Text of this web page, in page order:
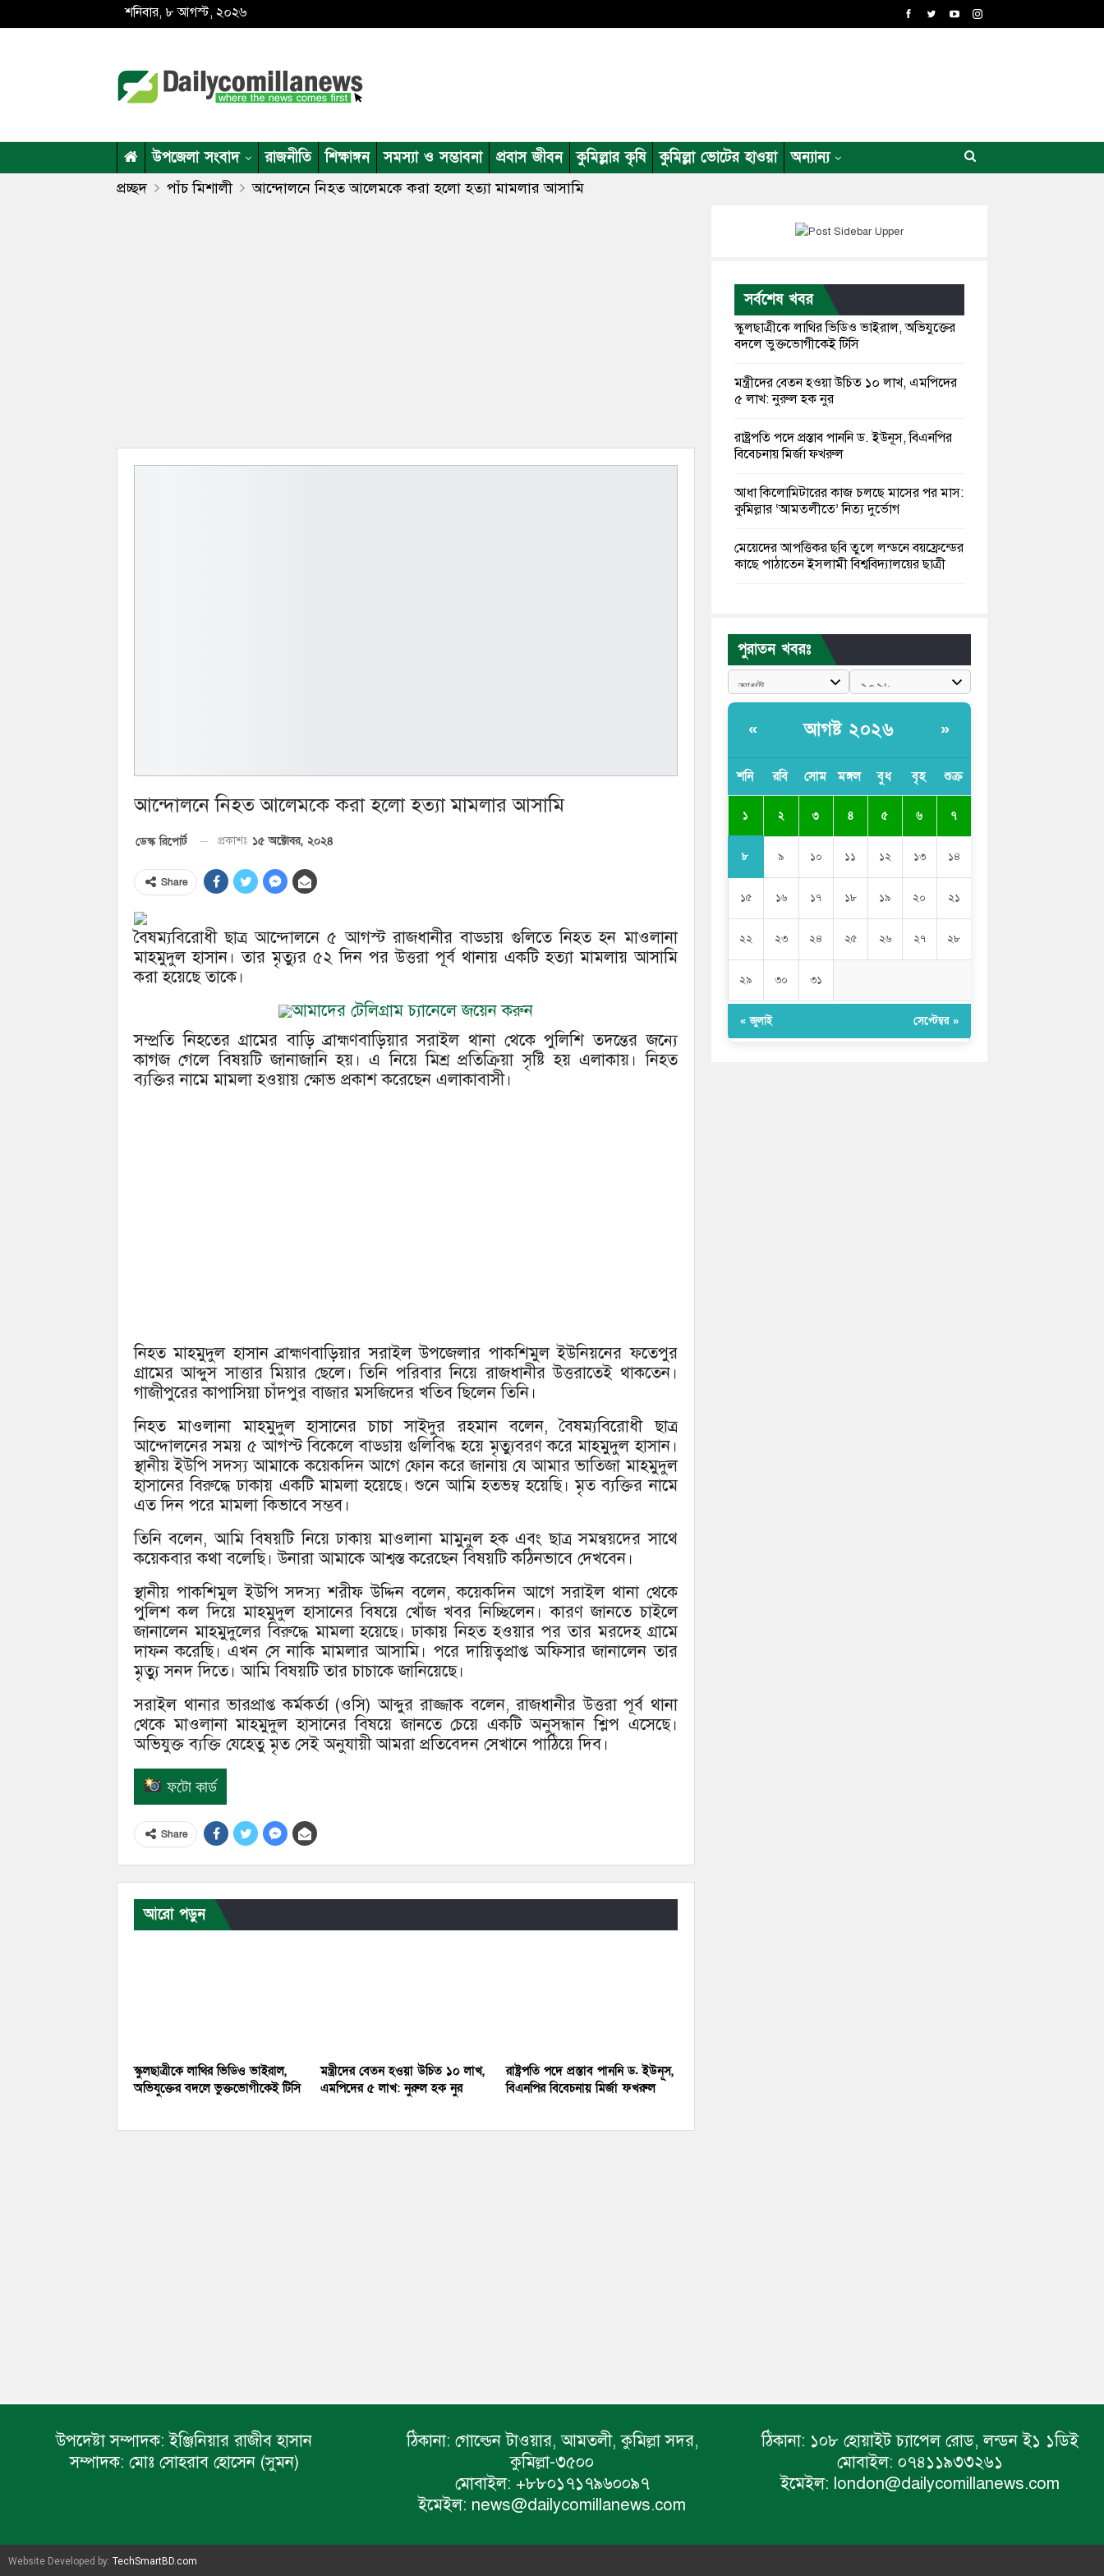
শনিবার, ৮ আগস্ট, ২০২৬
উপজেলা সংবাদ রাজনীতি শিক্ষাঙ্গন সমস্যা ও সম্ভাবনা প্রবাস জীবন কুমিল্লার কৃষি কুমিল্লা ভোটের হাওয়া অন্যান্য
প্রচ্ছদ পাঁচ মিশালী আন্দোলনে নিহত আলেমকে করা হলো হত্যা মামলার আসামি
আন্দোলনে নিহত আলেমকে করা হলো হত্যা মামলার আসামি
ডেস্ক রিপোর্ট প্রকাশঃ ১৫ অক্টোবর, ২০২৪
Share
বৈষম্যবিরোধী ছাত্র আন্দোলনে ৫ আগস্ট রাজধানীর বাড্ডায় গুলিতে নিহত হন মাওলানা
মাহমুদুল হাসান। তার মৃত্যুর ৫২ দিন পর উত্তরা পূর্ব থানায় একটি হত্যা মামলায় আসামি
করা হয়েছে তাকে।
আমাদের টেলিগ্রাম চ্যানেলে জয়েন করুন
সম্প্রতি নিহতের গ্রামের বাড়ি ব্রাহ্মণবাড়িয়ার সরাইল থানা থেকে পুলিশি তদন্তের জন্যে
কাগজ গেলে বিষয়টি জানাজানি হয়। এ নিয়ে মিশ্র প্রতিক্রিয়া সৃষ্টি হয় এলাকায়। নিহত
ব্যক্তির নামে মামলা হওয়ায় ক্ষোভ প্রকাশ করেছেন এলাকাবাসী।
নিহত মাহমুদুল হাসান ব্রাহ্মণবাড়িয়ার সরাইল উপজেলার পাকশিমুল ইউনিয়নের ফতেপুর
গ্রামের আব্দুস সাত্তার মিয়ার ছেলে। তিনি পরিবার নিয়ে রাজধানীর উত্তরাতেই থাকতেন।
গাজীপুরের কাপাসিয়া চাঁদপুর বাজার মসজিদের খতিব ছিলেন তিনি।
নিহত মাওলানা মাহমুদুল হাসানের চাচা সাইদুর রহমান বলেন, বৈষম্যবিরোধী ছাত্র
আন্দোলনের সময় ৫ আগস্ট বিকেলে বাড্ডায় গুলিবিদ্ধ হয়ে মৃত্যুবরণ করে মাহমুদুল হাসান।
স্থানীয় ইউপি সদস্য আমাকে কয়েকদিন আগে ফোন করে জানায় যে আমার ভাতিজা মাহমুদুল
হাসানের বিরুদ্ধে ঢাকায় একটি মামলা হয়েছে। শুনে আমি হতভম্ব হয়েছি। মৃত ব্যক্তির নামে
এত দিন পরে মামলা কিভাবে সম্ভব।
তিনি বলেন, আমি বিষয়টি নিয়ে ঢাকায় মাওলানা মামুনুল হক এবং ছাত্র সমন্বয়দের সাথে
কয়েকবার কথা বলেছি। উনারা আমাকে আশ্বস্ত করেছেন বিষয়টি কঠিনভাবে দেখবেন।
স্থানীয় পাকশিমুল ইউপি সদস্য শরীফ উদ্দিন বলেন, কয়েকদিন আগে সরাইল থানা থেকে
পুলিশ কল দিয়ে মাহমুদুল হাসানের বিষয়ে খোঁজ খবর নিচ্ছিলেন। কারণ জানতে চাইলে
জানালেন মাহমুদুলের বিরুদ্ধে মামলা হয়েছে। ঢাকায় নিহত হওয়ার পর তার মরদেহ গ্রামে
দাফন করেছি। এখন সে নাকি মামলার আসামি। পরে দায়িত্বপ্রাপ্ত অফিসার জানালেন তার
মৃত্যু সনদ দিতে। আমি বিষয়টি তার চাচাকে জানিয়েছে।
সরাইল থানার ভারপ্রাপ্ত কর্মকর্তা (ওসি) আব্দুর রাজ্জাক বলেন, রাজধানীর উত্তরা পূর্ব থানা
থেকে মাওলানা মাহমুদুল হাসানের বিষয়ে জানতে চেয়ে একটি অনুসন্ধান শ্লিপ এসেছে।
অভিযুক্ত ব্যক্তি যেহেতু মৃত সেই অনুযায়ী আমরা প্রতিবেদন সেখানে পাঠিয়ে দিব।
ফটো কার্ড
Share
আরো পড়ুন
স্কুলছাত্রীকে লাথির ভিডিও ভাইরাল,
অভিযুক্তের বদলে ভুক্তভোগীকেই টিসি
মন্ত্রীদের বেতন হওয়া উচিত ১০ লাখ,
এমপিদের ৫ লাখ: নুরুল হক নুর
রাষ্ট্রপতি পদে প্রস্তাব পাননি ড. ইউনূস,
বিএনপির বিবেচনায় মির্জা ফখরুল
সর্বশেষ খবর
স্কুলছাত্রীকে লাথির ভিডিও ভাইরাল, অভিযুক্তের
বদলে ভুক্তভোগীকেই টিসি
মন্ত্রীদের বেতন হওয়া উচিত ১০ লাখ, এমপিদের
৫ লাখ: নুরুল হক নুর
রাষ্ট্রপতি পদে প্রস্তাব পাননি ড. ইউনূস, বিএনপির
বিবেচনায় মির্জা ফখরুল
আধা কিলোমিটারের কাজ চলছে মাসের পর মাস:
কুমিল্লার ‘আমতলীতে’ নিত্য দুর্ভোগ
মেয়েদের আপত্তিকর ছবি তুলে লন্ডনে বয়ফ্রেন্ডের
কাছে পাঠাতেন ইসলামী বিশ্ববিদ্যালয়ের ছাত্রী
পাঁচ দেশি মাছে মিলল মাইক্রোপ্লাস্টিক, সবচেয়ে
বেশি কই মাছে
দিলো সৌদি সরকার
ভারতের পূর্ব সীমান্তে এখন ‘আরেকটি পাকিস্তান’
গড়ে উঠেছে: সজীব ওয়াজেদ জয়
সাকিব আল হাসানের বাড়িতে আগুন, পেট্রলবোমা
বিস্ফোরণ
পুরাতন খবরঃ
« আগষ্ট ২০২৬ »
শনি রবি সোম মঙ্গল বুধ বৃহ শুক্র
১ ২ ৩ ৪ ৫ ৬ ৭
৮ ৯ ১০ ১১ ১২ ১৩ ১৪
১৫ ১৬ ১৭ ১৮ ১৯ ২০ ২১
২২ ২৩ ২৪ ২৫ ২৬ ২৭ ২৮
২৯ ৩০ ৩১
« জুলাই সেপ্টেম্বর »
উপদেষ্টা সম্পাদক: ইঞ্জিনিয়ার রাজীব হাসান
সম্পাদক: মোঃ সোহরাব হোসেন (সুমন)
ঠিকানা: গোল্ডেন টাওয়ার, আমতলী, কুমিল্লা সদর,
কুমিল্লা-৩৫০০
মোবাইল: +৮৮০১৭১৭৯৬০০৯৭
ইমেইল: news@dailycomillanews.com
ঠিকানা: ১০৮ হোয়াইট চ্যাপেল রোড, লন্ডন ই১ ১ডিই
মোবাইল: ০৭৪১১৯৩৩২৬১
ইমেইল: london@dailycomillanews.com
Website Developed by: TechSmartBD.com